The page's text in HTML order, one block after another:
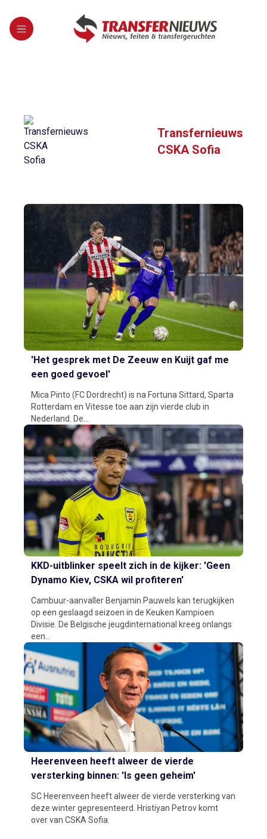
Transfernieuws
CSKA Sofia
'Het gesprek met De Zeeuw en Kuijt gaf me
een goed gevoel'
Mica Pinto (FC Dordrecht) is na Fortuna Sittard, Sparta
Rotterdam en Vitesse toe aan zijn vierde club in
Nederland. De...
KKD-uitblinker speelt zich in de kijker: 'Geen
Dynamo Kiev, CSKA wil profiteren'
Cambuur-aanvaller Benjamin Pauwels kan terugkijken
op een geslaagd seizoen in de Keuken Kampioen
Divisie. De Belgische jeugdinternational kreeg onlangs
een...
Heerenveen heeft alweer de vierde
versterking binnen: 'Is geen geheim'
SC Heerenveen heeft alweer de vierde versterking van
deze winter gepresenteerd. Hristiyan Petrov komt
over van CSKA Sofia.